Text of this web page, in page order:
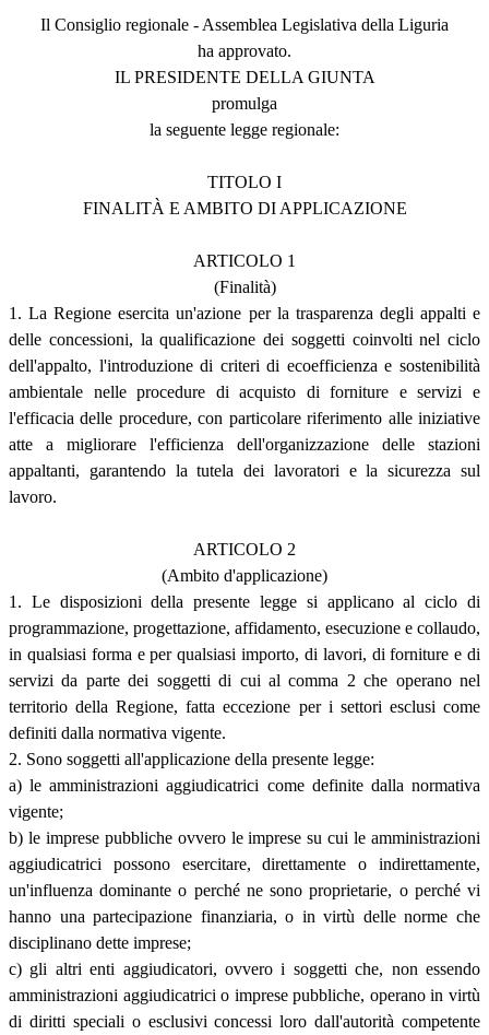
Il Consiglio regionale - Assemblea Legislativa della Liguria
ha approvato.
IL PRESIDENTE DELLA GIUNTA
promulga
la seguente legge regionale:
TITOLO I
FINALITÀ E AMBITO DI APPLICAZIONE
ARTICOLO 1
(Finalità)
1. La Regione esercita un'azione per la trasparenza degli appalti e
delle concessioni, la qualificazione dei soggetti coinvolti nel ciclo
dell'appalto, l'introduzione di criteri di ecoefficienza e sostenibilità
ambientale nelle procedure di acquisto di forniture e servizi e
l'efficacia delle procedure, con particolare riferimento alle iniziative
atte a migliorare l'efficienza dell'organizzazione delle stazioni
appaltanti, garantendo la tutela dei lavoratori e la sicurezza sul
lavoro.
ARTICOLO 2
(Ambito d'applicazione)
1. Le disposizioni della presente legge si applicano al ciclo di
programmazione, progettazione, affidamento, esecuzione e collaudo,
in qualsiasi forma e per qualsiasi importo, di lavori, di forniture e di
servizi da parte dei soggetti di cui al comma 2 che operano nel
territorio della Regione, fatta eccezione per i settori esclusi come
definiti dalla normativa vigente.
2. Sono soggetti all'applicazione della presente legge:
a) le amministrazioni aggiudicatrici come definite dalla normativa
vigente;
b) le imprese pubbliche ovvero le imprese su cui le amministrazioni
aggiudicatrici possono esercitare, direttamente o indirettamente,
un'influenza dominante o perché ne sono proprietarie, o perché vi
hanno una partecipazione finanziaria, o in virtù delle norme che
disciplinano dette imprese;
c) gli altri enti aggiudicatori, ovvero i soggetti che, non essendo
amministrazioni aggiudicatrici o imprese pubbliche, operano in virtù
di diritti speciali o esclusivi concessi loro dall'autorità competente